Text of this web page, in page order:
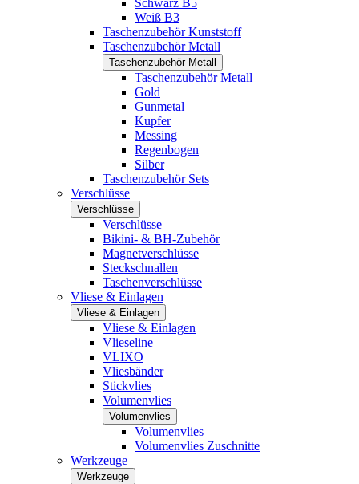
Schwarz B5
Weiß B3
Taschenzubehör Kunststoff
Taschenzubehör Metall
Taschenzubehör Metall
Taschenzubehör Metall
Gold
Gunmetal
Kupfer
Messing
Regenbogen
Silber
Taschenzubehör Sets
Verschlüsse
Verschlüsse
Verschlüsse
Bikini- & BH-Zubehör
Magnetverschlüsse
Steckschnallen
Taschenverschlüsse
Vliese & Einlagen
Vliese & Einlagen
Vliese & Einlagen
Vlieseline
VLIXO
Vliesbänder
Stickvlies
Volumenvlies
Volumenvlies
Volumenvlies
Volumenvlies Zuschnitte
Werkzeuge
Werkzeuge